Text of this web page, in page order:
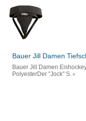
Bauer Jill Damen
Bauer Jill Damen
PolyesterDer "Jock" S.